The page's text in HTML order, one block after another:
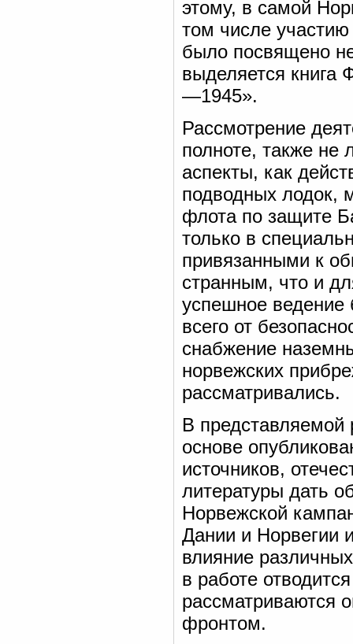
этому, в самой
том числе участию
было посвящено
выделяется
—1945».
Рассмотрение
полноте, также не
аспекты, как
подводных лодок,
флота по защите
только в
привязанными к
странным, что и
успешное ведение
всего от
снабжение
норвежских
рассматривались.
В представляемой
основе
источников,
литературы дать
Норвежской
Дании и Норвегии
влияние
в работе
рассматриваются
фронтом.